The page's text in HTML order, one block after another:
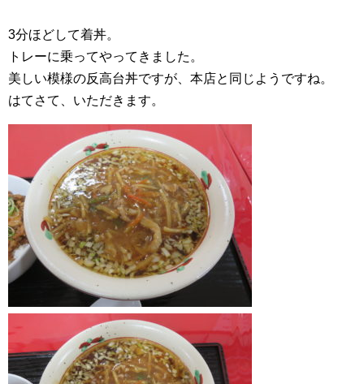
3分ほどして着丼。
トレーに乗ってやってきました。
美しい模様の反高台丼ですが、本店と同じようですね。
はてさて、いただきます。